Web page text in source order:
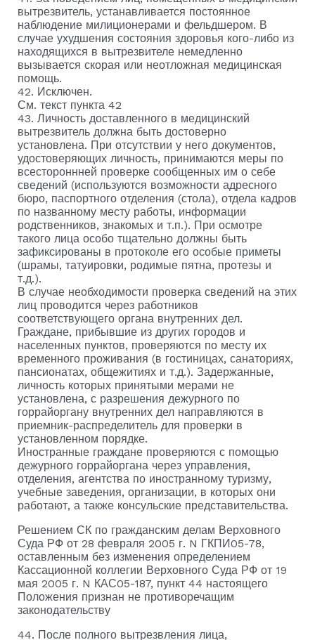
вытрезвитель, устанавливается постоянное
наблюдение милиционерами и фельдшером. В
случае ухудшения состояния здоровья кого-либо из
находящихся в вытрезвителе немедленно
вызывается скорая или неотложная медицинская
помощь.
42. Исключен.
См. текст пункта 42
43. Личность доставленного в медицинский
вытрезвитель должна быть достоверно
установлена. При отсутствии у него документов,
удостоверяющих личность, принимаются меры по
всестороннней проверке сообщенных им о себе
сведений (используются возможности адресного
бюро, паспортного отделения (стола), отдела кадров
по названному месту работы, информации
родственников, знакомых и т.п.). При осмотре
такого лица особо тщательно должны быть
зафиксированы в протоколе его особые приметы
(шрамы, татуировки, родимые пятна, протезы и
т.д.).
В случае необходимости проверка сведений на этих
лиц проводится через работников
соответствующего органа внутренних дел.
Граждане, прибывшие из других городов и
населенных пунктов, проверяются по месту их
временного проживания (в гостиницах, санаториях,
пансионатах, общежитиях и т.д.). Задержанные,
личность которых принятыми мерами не
установлена, с разрешения дежурного по
горрайоргану внутренних дел направляются в
приемник-распределитель для проверки в
установленном порядке.
Иностранные граждане проверяются с помощью
дежурного горрайоргана через управления,
отделения, агентства по иностранному туризму,
учебные заведения, организации, в которых они
работают, а также консульские представительства.
Решением СК по гражданским делам Верховного
Суда РФ от 28 февраля 2005 г. N ГКПИ05-78,
оставленным без изменения определением
Кассационной коллегии Верховного Суда РФ от 19
мая 2005 г. N КАС05-187, пункт 44 настоящего
Положения признан не противоречащим
законодательству
44. После полного вытрезвления лица,